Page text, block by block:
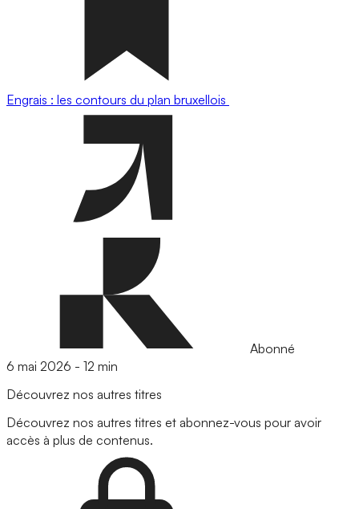
Engrais : les contours du plan bruxellois
Abonné
6 mai 2026 - 12 min
Découvrez nos autres titres
Découvrez nos autres titres et abonnez-vous pour avoir
accès à plus de contenus.